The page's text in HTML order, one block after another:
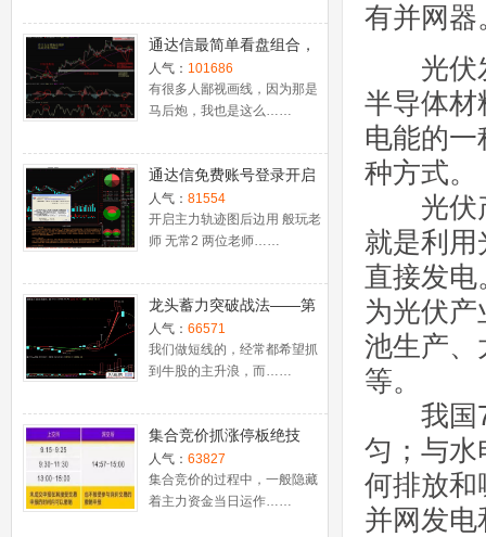
通达信最简单看盘组合，
抓强势股双头的超短线盈
利－－之五（均线战法找
心脏）
人气： 101686
有很多人鄙视画线，因为那是
马后炮，我也是这么……
通达信免费账号登录开启
十档框和调用主力监控教
程
人气： 81554
开启主力轨迹图后边用 般玩老
师 无常2 两位老师……
龙头蓄力突破战法——第
一时间介入牛股主升浪捕
捉涨停板的技巧（图解）
人气： 66571
我们做短线的，经常都希望抓
到牛股的主升浪，而……
集合竞价抓涨停板绝技
（附公式源码）
人气： 63827
集合竞价的过程中，一般隐藏
着主力资金当日运作……
有并网器
光伏发
半导体材
电能的
种方式。
光伏产
就是利用
直接发
为光伏
池生产、
等。
我国
匀；与水
何排放和
并网发